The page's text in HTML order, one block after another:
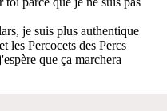
je suis plus authentique
les Percocets des Percs
que ça marchera